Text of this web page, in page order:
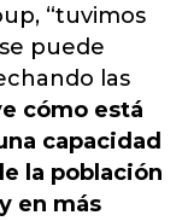
“tuvimos
puede
las
cómo está
capacidad
la población
en más